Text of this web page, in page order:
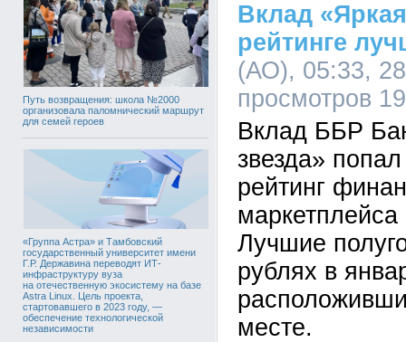
Путь возвращения: школа №2000
организовала паломнический маршрут
для семей героев
«Группа Астра» и Тамбовский
государственный университет имени
Г.Р. Державина переводят ИТ-
инфраструктуру вуза
на отечественную экосистему на базе
Astra Linux. Цель проекта,
стартовавшего в 2023 году, —
обеспечение технологической
независимости
Вклад
рейтинге
(АО), 05:33,
просмотров
Вклад ББР
звезда»
рейтинг
Лучшие
рублях в
месте.